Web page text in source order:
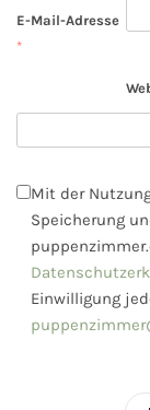
E-Mail-Adresse
*
Mit der
Speicherung
Einwilligung